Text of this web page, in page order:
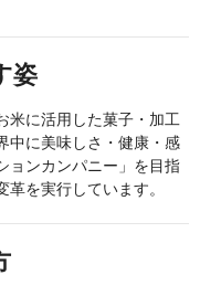
姿
米に活用した菓子・加工
中に美味しさ・健康・感
ョンカンパニー」を目指
を実行しています。